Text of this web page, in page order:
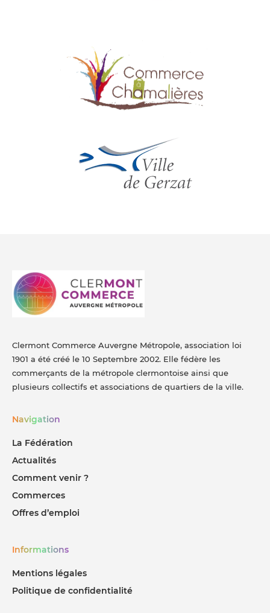
Clermont Commerce Auvergne Métropole, association loi
1901 a été créé le 10 Septembre 2002. Elle fédère les
commerçants de la métropole clermontoise ainsi que
plusieurs collectifs et associations de quartiers de la ville.
Navigation
La Fédération
Actualités
Comment venir ?
Commerces
Offres d’emploi
Informations
Mentions légales
Politique de confidentialité